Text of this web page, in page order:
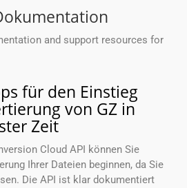
and support resources for
für den Einstieg
von GZ in
Zeit
Cloud API können Sie
Ihrer Dateien beginnen, da Sie
Die API ist klar dokumentiert